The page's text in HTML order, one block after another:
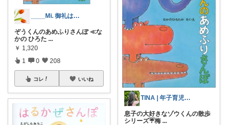
____Mi. 御礼はプロフに🌷
ぞうくんのあめふりさんぽ ≪な
かの ひろた ...
￥ 1,320
1 0 208
コレ いいね
TINA | 年子育児QOL向上中
息子の大好きなゾウくんの散歩
シリーズ☔️梅 ...